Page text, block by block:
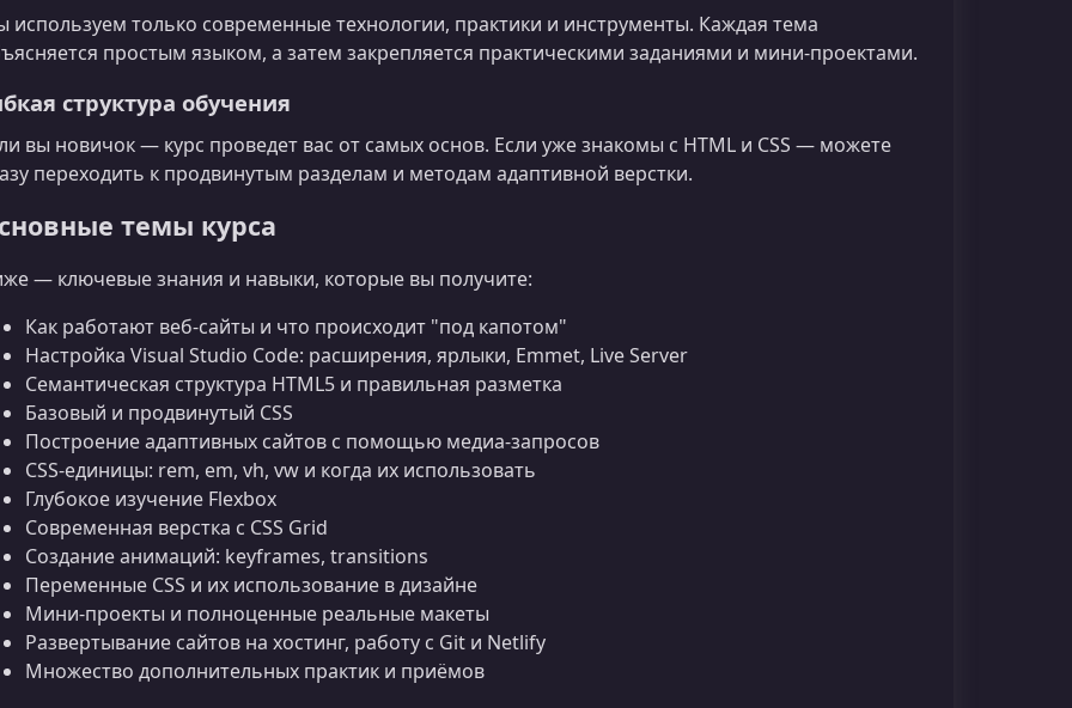
используем только современные технологии, практики и инструменты. Каждая тема
простым языком, а затем закрепляется практическими заданиями и мини‑проектами.
структура обучения
вы новичок — курс проведет вас от самых основ. Если уже знакомы с HTML и CSS — можете
переходить к продвинутым разделам и методам адаптивной верстки.
темы курса
— ключевые знания и навыки, которые вы получите:
Как работают веб‑сайты и что происходит "под капотом"
Настройка Visual Studio Code: расширения, ярлыки, Emmet, Live Server
Семантическая структура HTML5 и правильная разметка
Базовый и продвинутый CSS
Построение адаптивных сайтов с помощью медиа‑запросов
CSS‑единицы: rem, em, vh, vw и когда их использовать
Глубокое изучение Flexbox
Современная верстка с CSS Grid
Создание анимаций: keyframes, transitions
Переменные CSS и их использование в дизайне
Мини‑проекты и полноценные реальные макеты
Развертывание сайтов на хостинг, работу с Git и Netlify
Множество дополнительных практик и приёмов